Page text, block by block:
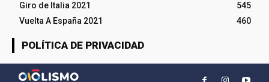
Giro de Italia 2021
545
Vuelta A España 2021
460
POLÍTICA DE PRIVACIDAD